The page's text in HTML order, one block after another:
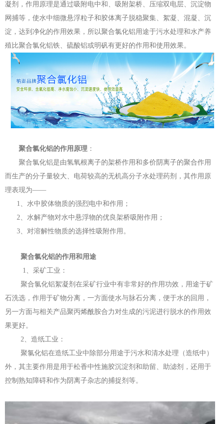
凝剂，作用原理是通过吸附电中和、吸附架桥、压缩双电层、沉淀物
网捕等，使水中细微悬浮粒子和胶体离子脱稳聚集、絮凝、混凝、沉
淀，达到净化的作用效果，所以聚合氯化铝用途于污水处理和水产养
殖比聚合氯化铝铁、硫酸铝或明矾有更好的作用和使用效果。
聚合氯化铝的作用原理 ：
聚合氯化铝是由氢氧根离子的架桥作用和多价阴离子的聚合作用
而生产的分子量较大、电荷较高的无机高分子水处理药剂，其作用原
理表现为——
1、水中胶体物质的强烈电中和作用；
2、水解产物对水中悬浮物的优良架桥吸附作用；
3、对溶解性物质的选择性吸附作用。
聚合氯化铝的作用和用途
1、采矿工业：
聚合氯化铝絮凝剂在采矿行业中有非常好的作用功效，用途于矿
石洗选，作用于矿物分离，一方面使水与脉石分离，便于水的回用，
另一方面与相关产品聚丙烯酰胺合力对生成的污泥进行脱水的作用效
果更好。
2、造纸工业：
聚氯化铝在造纸工业中除部分用途于污水和清水处理（造纸中）
外，其主要作用是用于松香中性施胶沉淀剂和助留、助滤剂，还用于
控制熟知障碍和作为阴离子杂志的捕捉剂等。